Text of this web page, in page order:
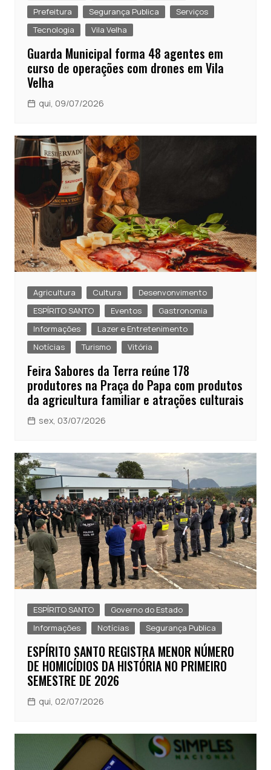
Prefeitura
Segurança Publica
Serviços
Tecnologia
Vila Velha
Guarda Municipal forma 48 agentes em
curso de operações com drones em Vila
Velha
qui, 09/07/2026
Agricultura Cultura
Desenvonvimento
ESPÍRITO SANTO
Eventos
Gastronomia
Informações
Lazer e Entretenimento
Notícias
Turismo Vitória
Feira Sabores da Terra reúne 178
produtores na Praça do Papa com produtos
da agricultura familiar e atrações culturais
sex, 03/07/2026
ESPÍRITO SANTO
Governo do Estado
Informações
Notícias Segurança Publica
ESPÍRITO SANTO REGISTRA MENOR NÚMERO
DE HOMICÍDIOS DA HISTÓRIA NO PRIMEIRO
SEMESTRE DE 2026
qui, 02/07/2026